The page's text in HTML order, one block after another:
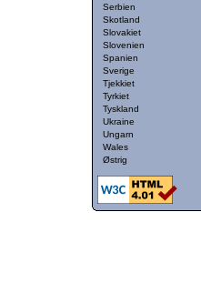
Serbien
Skotland
Slovakiet
Slovenien
Spanien
Sverige
Tjekkiet
Tyrkiet
Tyskland
Ukraine
Ungarn
Wales
Østrig